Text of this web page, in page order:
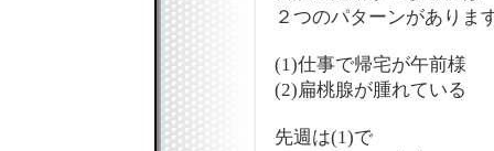
２つのパターンがありま
(1)仕事で帰宅が午前様
(2)扁桃腺が腫れている
先週は(1)で